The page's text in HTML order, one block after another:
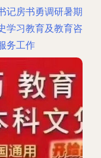
记房书勇调研暑期
学习教育及教育咨
务工作
08-06 07:52:02